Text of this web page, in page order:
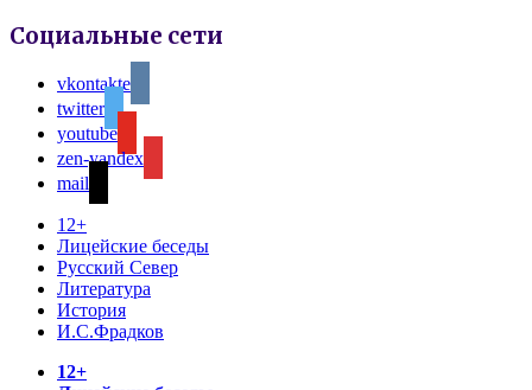
Социальные сети
vkontakte
twitter
youtube
zen-yandex
mail
12+
Лицейские беседы
Русский Север
Литература
История
И.С.Фрадков
12+